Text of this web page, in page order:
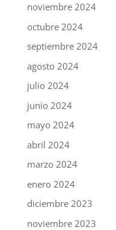
noviembre 2024
octubre 2024
septiembre 2024
agosto 2024
julio 2024
junio 2024
mayo 2024
abril 2024
marzo 2024
enero 2024
diciembre 2023
noviembre 2023